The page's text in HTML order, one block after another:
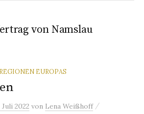
von Namslau
REGIONEN EUROPAS
Juli 2022 von Lena Weißhoff /